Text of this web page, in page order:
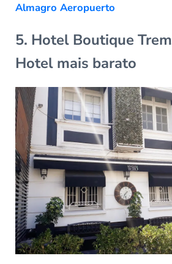
Almagro Aeropuerto
5. Hotel Boutique
Hotel mais barato